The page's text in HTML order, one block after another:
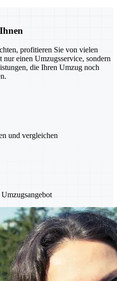
profitieren Sie von vielen
einen Umzugsservice, sondern
die Ihren Umzug noch
und vergleichen